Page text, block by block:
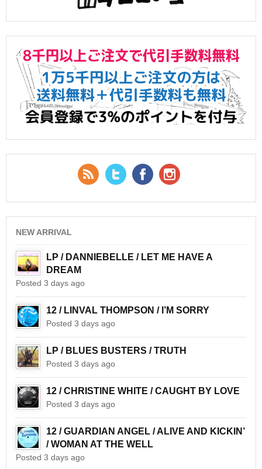
RSS Feed
Twitter Facebook
NEW ARRIVAL
LP / DANNIEBELLE / LET ME HAVE A
DREAM
Posted 3 days ago
12 / LINVAL THOMPSON / I’M SORRY
Posted 3 days ago
LP / BLUES BUSTERS / TRUTH
Posted 3 days ago
12 / CHRISTINE WHITE / CAUGHT BY LOVE
Posted 3 days ago
12 / GUARDIAN ANGEL / ALIVE AND KICKIN’
/ WOMAN AT THE WELL
Posted 3 days ago